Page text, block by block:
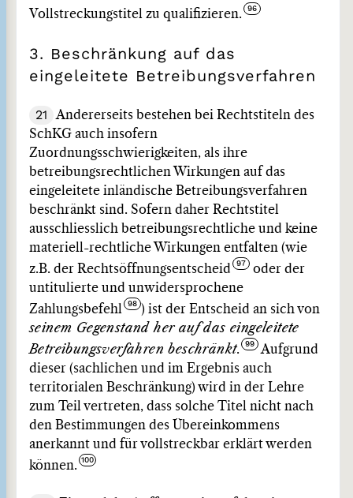
Vollstreckungstitel zu qualifizieren.
3. Beschränkung auf das
eingeleitete Betreibungsverfahren
21
Andererseits bestehen bei Rechtstiteln des
SchKG auch insofern
Zuordnungsschwierigkeiten, als ihre
betreibungsrechtlichen Wirkungen auf das
eingeleitete inländische Betreibungsverfahren
beschränkt sind. Sofern daher Rechtstitel
ausschliesslich betreibungsrechtliche und keine
materiell-rechtliche Wirkungen entfalten (wie
z.B. der Rechtsöffnungsentscheid
oder der
untitulierte und unwidersprochene
Zahlungsbefehl
) ist der Entscheid an sich von
seinem Gegenstand her auf das eingeleitete
Betreibungsverfahren beschränkt.
Aufgrund
dieser (sachlichen und im Ergebnis auch
territorialen Beschränkung) wird in der Lehre
zum Teil vertreten, dass solche Titel nicht nach
den Bestimmungen des Übereinkommens
anerkannt und für vollstreckbar erklärt werden
können.